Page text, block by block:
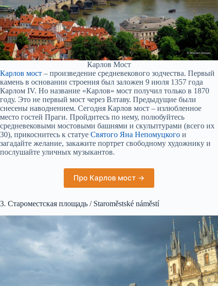
Карлов Мост
Карлов мост – произведение средневекового зодчества. Первый
камень в основании строения был заложен 9 июля 1357 года
Карлом IV. Но название «Карлов» мост получил только в 1870
году. Это не первый мост через Влтаву. Предыдущие были
снесены наводнением. Сегодня Карлов мост – излюбленное
место гостей Праги. Пройдитесь по нему, полюбуйтесь
средневековыми мостовыми башнями и скульптурами (всего их
30), прикоснитесь к статуе Святого Яна Непомуцкого и
загадайте желание, закажите портрет свободному художнику и
послушайте уличных музыкантов.
Про Карлов мост →
3. Староместская площадь / Staroměstské náměstí